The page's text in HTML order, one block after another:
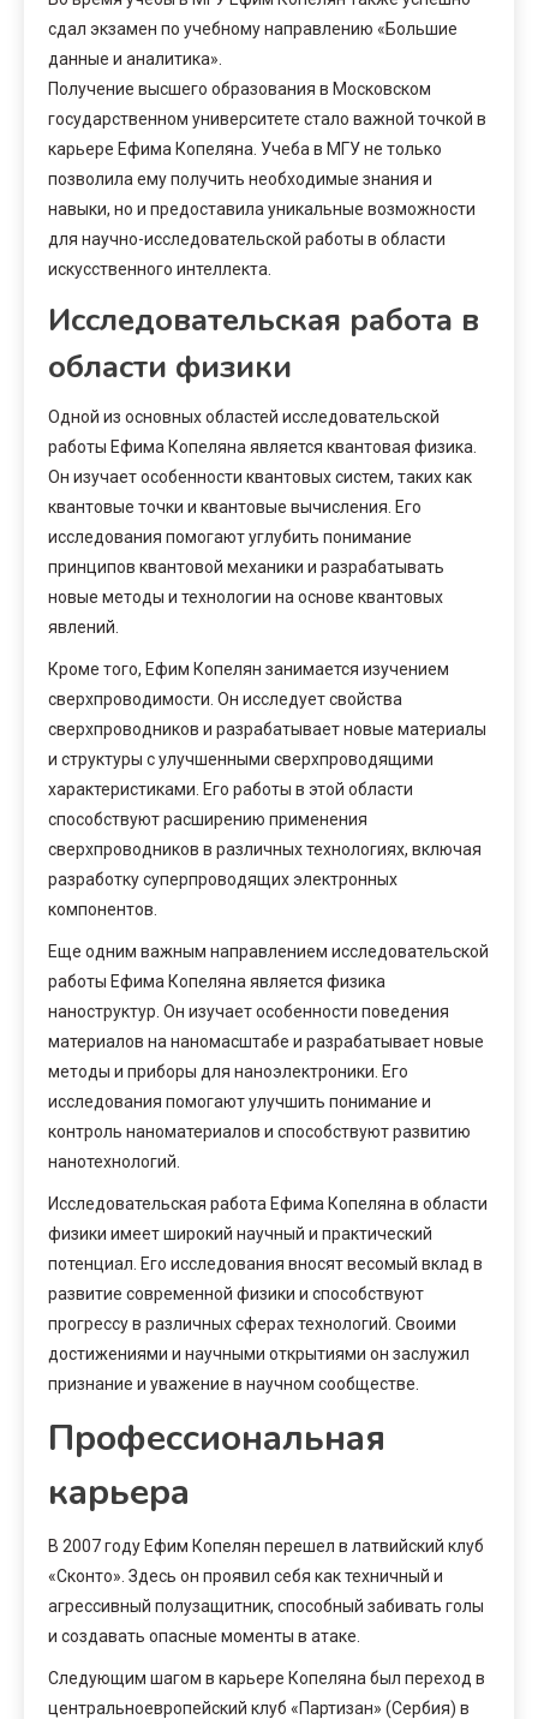
сдал экзамен по учебному направлению «Большие
данные и аналитика».
Получение высшего образования в Московском
государственном университете стало важной точкой в
карьере Ефима Копеляна. Учеба в МГУ не только
позволила ему получить необходимые знания и
навыки, но и предоставила уникальные возможности
для научно-исследовательской работы в области
искусственного интеллекта.
Исследовательская работа в
области физики
Одной из основных областей исследовательской
работы Ефима Копеляна является квантовая физика.
Он изучает особенности квантовых систем, таких как
квантовые точки и квантовые вычисления. Его
исследования помогают углубить понимание
принципов квантовой механики и разрабатывать
новые методы и технологии на основе квантовых
явлений.
Кроме того, Ефим Копелян занимается изучением
сверхпроводимости. Он исследует свойства
сверхпроводников и разрабатывает новые материалы
и структуры с улучшенными сверхпроводящими
характеристиками. Его работы в этой области
способствуют расширению применения
сверхпроводников в различных технологиях, включая
разработку суперпроводящих электронных
компонентов.
Еще одним важным направлением исследовательской
работы Ефима Копеляна является физика
наноструктур. Он изучает особенности поведения
материалов на наномасштабе и разрабатывает новые
методы и приборы для наноэлектроники. Его
исследования помогают улучшить понимание и
контроль наноматериалов и способствуют развитию
нанотехнологий.
Исследовательская работа Ефима Копеляна в области
физики имеет широкий научный и практический
потенциал. Его исследования вносят весомый вклад в
развитие современной физики и способствуют
прогрессу в различных сферах технологий. Своими
достижениями и научными открытиями он заслужил
признание и уважение в научном сообществе.
Профессиональная
карьера
В 2007 году Ефим Копелян перешел в латвийский клуб
«Сконто». Здесь он проявил себя как техничный и
агрессивный полузащитник, способный забивать голы
и создавать опасные моменты в атаке.
Следующим шагом в карьере Копеляна был переход в
центральноевропейский клуб «Партизан» (Сербия) в